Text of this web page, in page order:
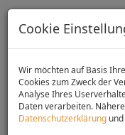
Adresse
3062 Kirchstetten,
weitere
Süd, Straße B 6
Kontakt
tel: +43 2743 78428
Cookie
Wir möchten auf Basis
Cookies zum Zweck der
Analyse Ihres
Daten verarbeiten.
Datenschutzerklärung